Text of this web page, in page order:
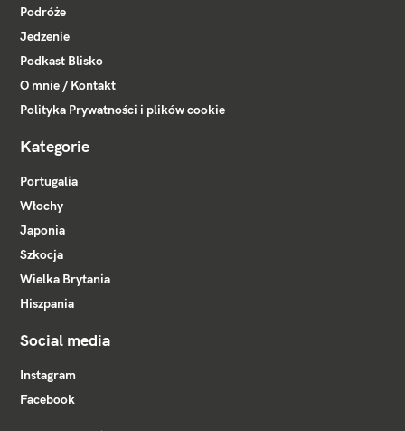
Podróże
Jedzenie
Podkast Blisko
O mnie / Kontakt
Polityka Prywatności i plików cookie
Kategorie
Portugalia
Włochy
Japonia
Szkocja
Wielka Brytania
Hiszpania
Social media
Instagram
Facebook